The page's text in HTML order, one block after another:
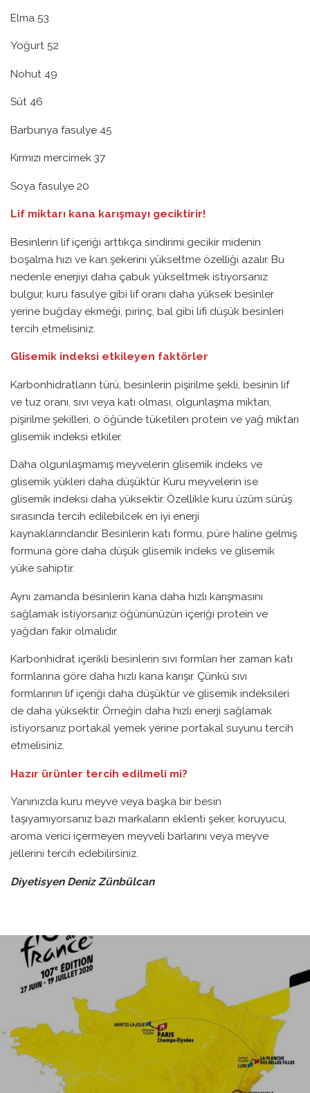
Elma 53
Yoğurt 52
Nohut 49
Süt 46
Barbunya fasulye 45
Kırmızı mercimek 37
Soya fasulye 20
Lif miktarı kana karışmayı geciktirir!
Besinlerin lif içeriği arttıkça sindirimi gecikir midenin
boşalma hızı ve kan şekerini yükseltme özelliği azalır. Bu
nedenle enerjiyi daha çabuk yükseltmek istiyorsanız
bulgur, kuru fasulye gibi lif oranı daha yüksek besinler
yerine buğday ekmeği, pirinç, bal gibi lifi düşük besinleri
tercih etmelisiniz.
Glisemik indeksi etkileyen faktörler
Karbonhidratların türü, besinlerin pişirilme şekli, besinin lif
ve tuz oranı, sıvı veya katı olması, olgunlaşma miktarı,
pişirilme şekilleri, o öğünde tüketilen protein ve yağ miktarı
glisemik indeksi etkiler.
Daha olgunlaşmamış meyvelerin glisemik indeks ve
glisemik yükleri daha düşüktür. Kuru meyvelerin ise
glisemik indeksi daha yüksektir. Özellikle kuru üzüm sürüş
sırasında tercih edilebilcek en iyi enerji
kaynaklarındandır. Besinlerin katı formu, püre haline gelmiş
formuna göre daha düşük glisemik indeks ve glisemik
yüke sahiptir.
Aynı zamanda besinlerin kana daha hızlı karışmasını
sağlamak istiyorsanız öğününüzün içeriği protein ve
yağdan fakir olmalıdır.
Karbonhidrat içerikli besinlerin sıvı formları her zaman katı
formlarına göre daha hızlı kana karışır. Çünkü sıvı
formlarının lif içeriği daha düşüktür ve glisemik indeksileri
de daha yüksektir. Örneğin daha hızlı enerji sağlamak
istiyorsanız portakal yemek yerine portakal suyunu tercih
etmelisiniz.
Hazır ürünler tercih edilmeli mi?
Yanınızda kuru meyve veya başka bir besin
taşıyamıyorsanız bazı markaların eklenti şeker, koruyucu,
aroma verici içermeyen meyveli barlarını veya meyve
jellerini tercih edebilirsiniz.
Diyetisyen Deniz Zünbülcan